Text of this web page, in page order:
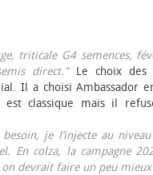
triticale G4 semences,
direct."Le choix des
Il a choisi Ambassador
est classique mais il
je l’injecte au
En colza, la campagne
devrait faire un peu